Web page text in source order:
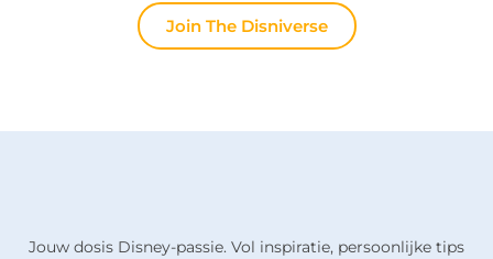
Join The Disniverse
Jouw dosis Disney-passie. Vol inspiratie, persoonlijke tips